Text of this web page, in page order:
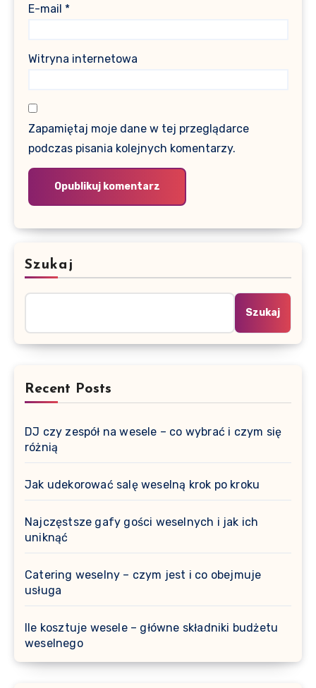
E-mail *
Witryna internetowa
Zapamiętaj moje dane w tej przeglądarce
podczas pisania kolejnych komentarzy.
Szukaj
Szukaj
Recent Posts
DJ czy zespół na wesele – co wybrać i czym się
różnią
Jak udekorować salę weselną krok po kroku
Najczęstsze gafy gości weselnych i jak ich
uniknąć
Catering weselny – czym jest i co obejmuje
usługa
Ile kosztuje wesele – główne składniki budżetu
weselnego